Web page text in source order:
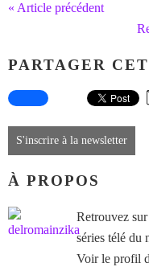
« Article précédent
PARTAGER
S'inscrire à la newsletter
À PROPOS
Retrouvez
séries télé du
Voir le profil